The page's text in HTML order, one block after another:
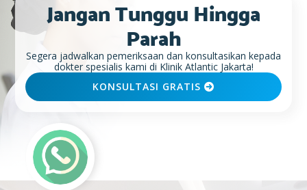
Jangan Tunggu Hingga
Parah
Segera jadwalkan pemeriksaan dan konsultasikan kepada
dokter spesialis kami di Klinik Atlantic Jakarta!
KONSULTASI GRATIS 